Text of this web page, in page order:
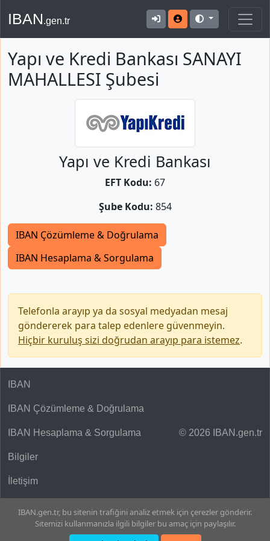
IBAN.gen.tr
Yapı ve Kredi Bankası SANAYI
MAHALLESI Şubesi
Yapı ve Kredi Bankası
EFT Kodu: 67
Şube Kodu: 854
IBAN Çözümleme & Doğrulama
IBAN Hesaplama & Sorgulama
Telefonla arayıp ya da sosyal medyadan mesaj
göndererek para talep edenlere güvenmeyin.
Hiçbir kuruluş sizi doğrudan arayıp para istemez.
© 2026 IBAN.gen.tr
IBAN
IBAN Çözümleme & Doğrulama
IBAN Hesaplama & Sorgulama
Bilgiler
İletişim
IBAN.gen.tr, bu sitenin trafiğini analiz etmek için çerezler gönderir.
Sitemizi kullanmanızla ilgili bilgiler bu amaç için paylaşılır.